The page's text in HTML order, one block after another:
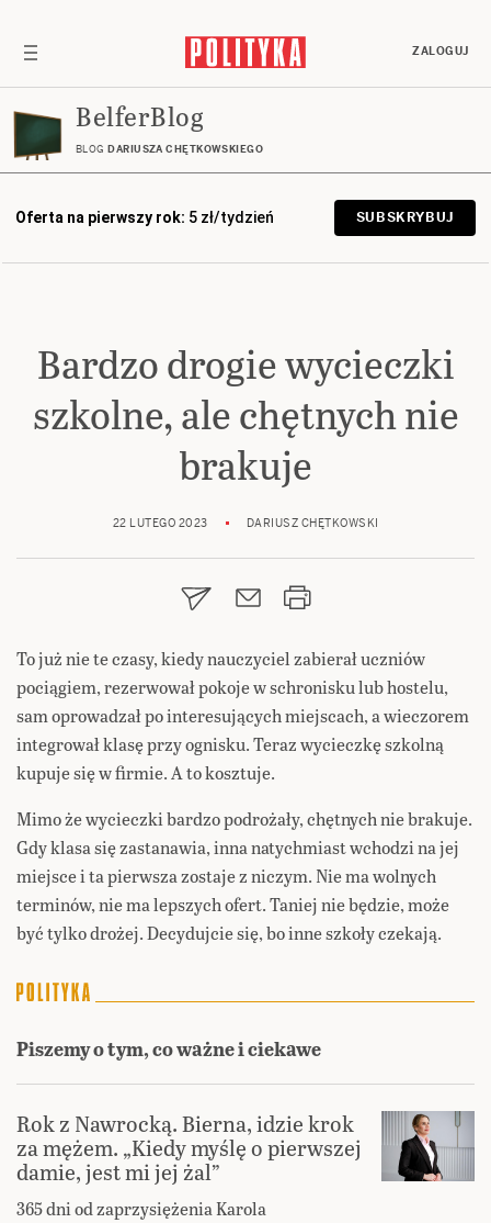
ZALOGUJ
BelferBlog
BLOG DARIUSZA CHĘTKOWSKIEGO
Oferta na pierwszy rok: 5 zł/tydzień SUBSKRYBUJ
Bardzo drogie wycieczki
szkolne, ale chętnych nie
brakuje
22 LUTEGO 2023 DARIUSZ CHĘTKOWSKI
To już nie te czasy, kiedy nauczyciel zabierał uczniów
pociągiem, rezerwował pokoje w schronisku lub hostelu,
sam oprowadzał po interesujących miejscach, a wieczorem
integrował klasę przy ognisku. Teraz wycieczkę szkolną
kupuje się w firmie. A to kosztuje.
Mimo że wycieczki bardzo podrożały, chętnych nie brakuje.
Gdy klasa się zastanawia, inna natychmiast wchodzi na jej
miejsce i ta pierwsza zostaje z niczym. Nie ma wolnych
terminów, nie ma lepszych ofert. Taniej nie będzie, może
być tylko drożej. Decydujcie się, bo inne szkoły czekają.
Piszemy o tym, co ważne i ciekawe
Rok z Nawrocką. Bierna, idzie krok
za mężem. „Kiedy myślę o pierwszej
damie, jest mi jej żal”
365 dni od zaprzysiężenia Karola